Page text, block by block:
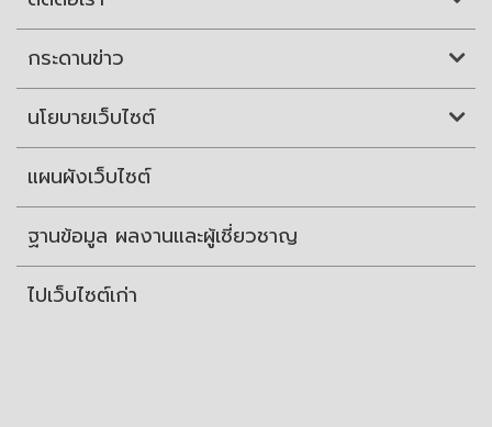
กระดานข่าว
นโยบายเว็บไซต์
แผนผังเว็บไซต์
ฐานข้อมูล ผลงานและผู้เชี่ยวชาญ
ไปเว็บไซต์เก่า